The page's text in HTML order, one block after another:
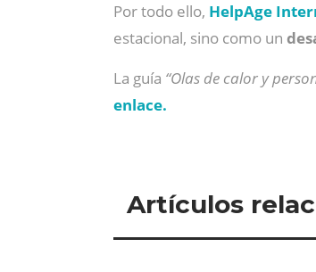
Por todo ello, HelpAge
estacional, sino como un
La guía “Olas de calor y
enlace.
Artículos